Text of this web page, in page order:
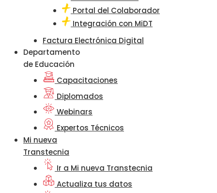
Portal del Colaborador
Integración con MiDT
Factura Electrónica Digital
Departamento
de Educación
Capacitaciones
Diplomados
Webinars
Expertos Técnicos
Mi nueva
Transtecnia
Ir a Mi nueva Transtecnia
Actualiza tus datos